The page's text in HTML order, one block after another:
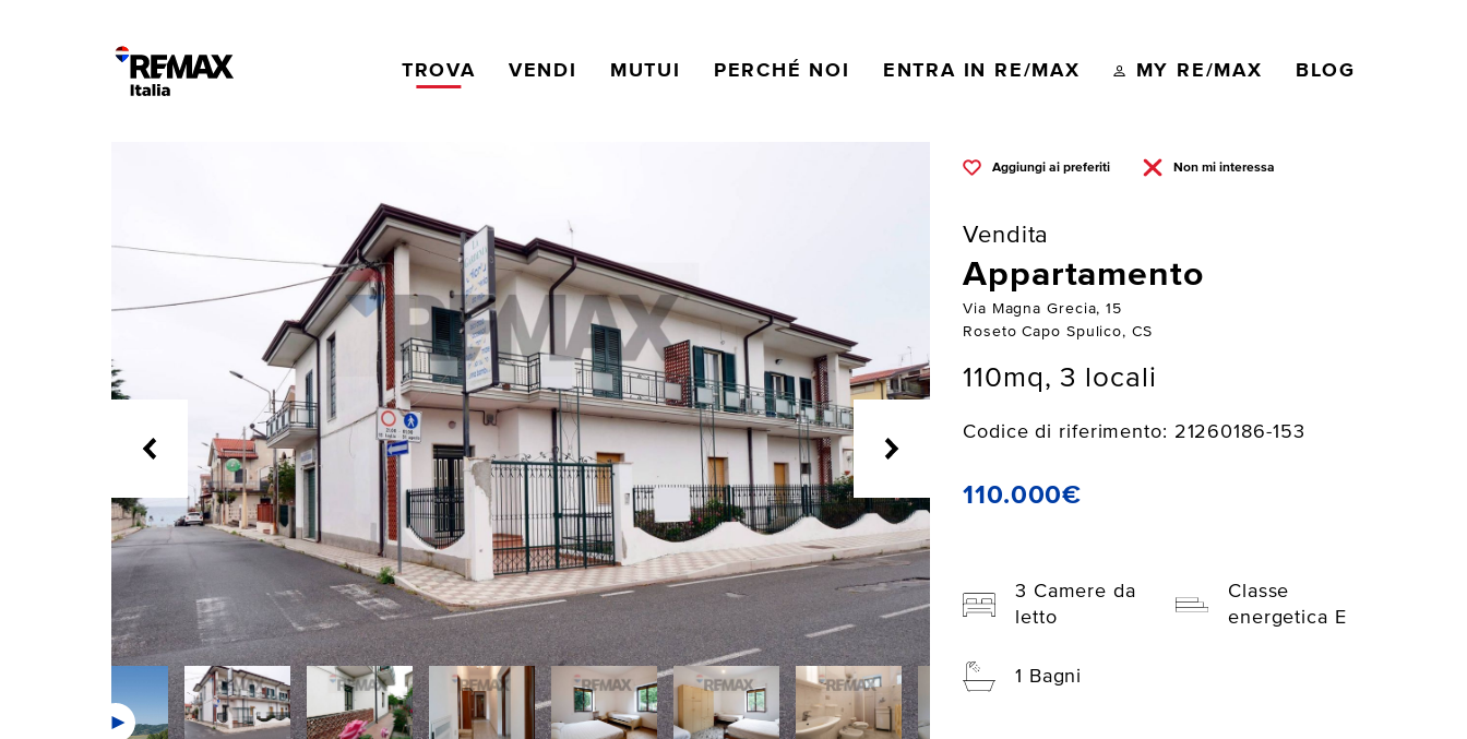
TROVA VENDI MUTUI PERCHÉ NOI ENTRA IN RE/MAX MY RE/MAX BLOG
Aggiungi ai preferiti Non mi interessa
Vendita
Appartamento
Via Magna Grecia, 15
Roseto Capo Spulico, CS
110mq, 3 locali
Codice di riferimento: 21260186-153
110.000€
3 Camere da
letto
Classe
energetica E
1 Bagni